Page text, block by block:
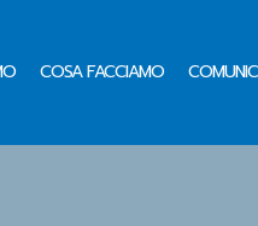
COSA FACCIAMO